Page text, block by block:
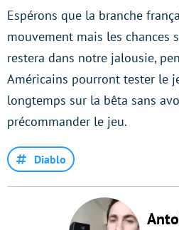
Espérons que la branche
mouvement mais les chances
restera dans notre jalousie,
Américains pourront tester le
longtemps sur la bêta sans
précommander le jeu.
Diablo